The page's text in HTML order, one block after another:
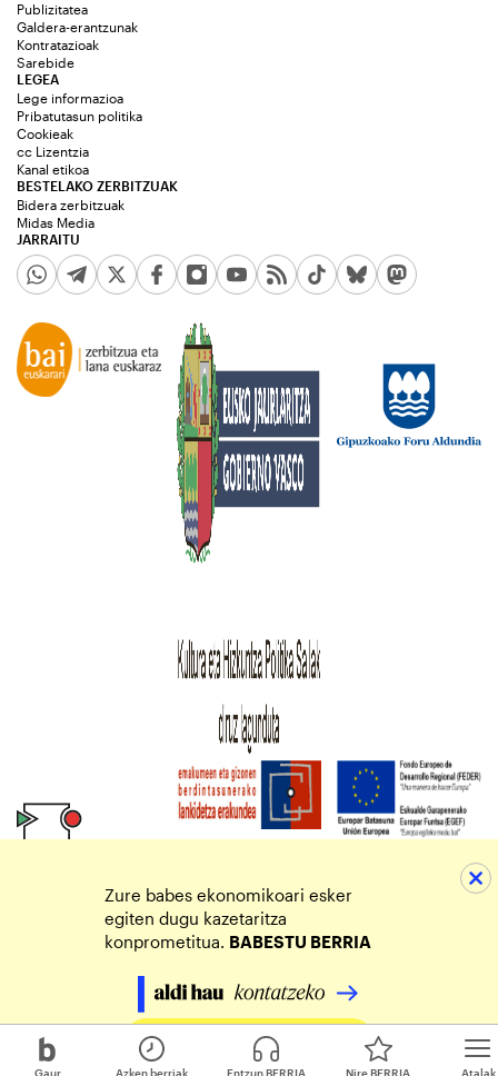
Gaur Atalak
Azken berriak Entzun BERRIA Nire BERRIA
Publizitatea
Galdera-erantzunak
Kontratazioak
Sarebide
JARRAITU
LEGEA
Lege informazioa
Pribatutasun politika
Cookieak
cc Lizentzia
Kanal etikoa
BESTELAKO ZERBITZUAK
Bidera zerbitzuak
Midas Media
Zure babes ekonomikoari esker
egiten dugu kazetaritza
konprometitua. BABESTU BERRIA
Egin zure ekarpena